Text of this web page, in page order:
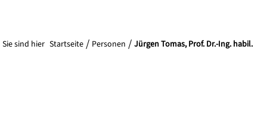
Sie sind hier Startseite Personen Jürgen Tomas, Prof. Dr.-Ing. habil.